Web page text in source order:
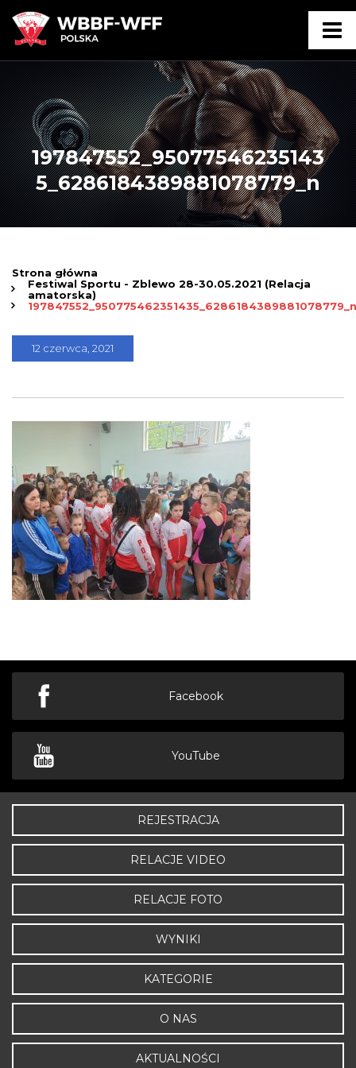
197847552_95077546235143
5_6286184389881078779_n
Strona główna
Festiwal Sportu - Zblewo 28-30.05.2021 (Relacja
amatorska)
197847552_950775462351435_6286184389881078779_n
12 czerwca, 2021
Facebook
YouTube
REJESTRACJA
RELACJE VIDEO
RELACJE FOTO
WYNIKI
KATEGORIE
O NAS
AKTUALNOŚCI